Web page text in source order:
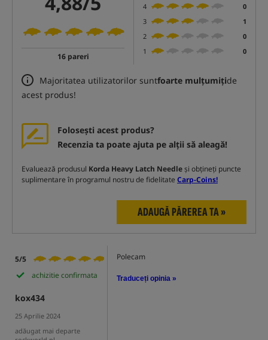
16 pareri
4
0
3
1
2
0
1
0
Majoritatea utilizatorilor suntfoarte mulțumițide
acest produs!
Folosești acest produs?
Recenzia ta poate ajuta pe alții să aleagă!
Evaluează produsul Korda Heavy Latch Needleși obțineți puncte
suplimentare în programul nostru de fidelitate Carp-Coins!
ADAUGĂ PĂREREA TA »
5/5
achizitie confirmata
kox434
25 Aprilie 2024
adăugat mai departe
Polecam
Traduceți opinia »